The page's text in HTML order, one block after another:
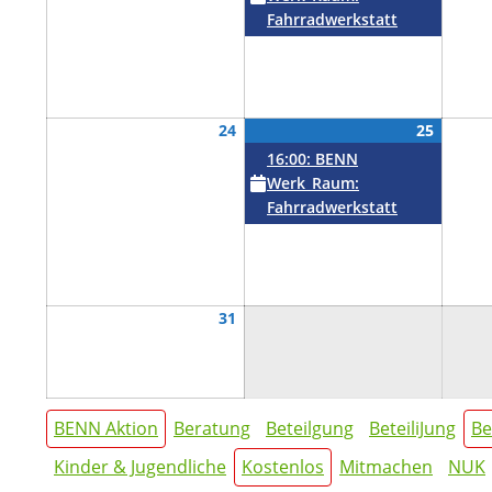
Fahrradwerkstatt
24August
2026
25August
(1
16:00: BENN
Werk_Raum:
Fahrradwerkstatt
31
Kategorien
BENN Aktion Beratung Beteilgung BeteiliJung
Kinder & Jugendliche
Kostenlos Mitmachen NUK